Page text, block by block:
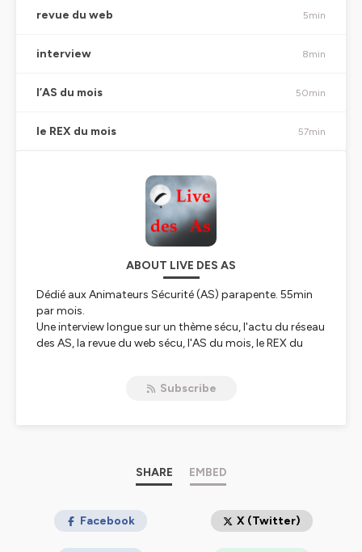
revue du web 5min
interview 8min
l’AS du mois 50min
le REX du mois 57min
ABOUT LIVE DES AS
Dédié aux Animateurs Sécurité (AS) parapente. 55min
par mois.
Une interview longue sur un thème sécu, l'actu du réseau
des AS, la revue du web sécu, l'AS du mois, le REX du
Subscribe
SHARE EMBED
Facebook X (Twitter)